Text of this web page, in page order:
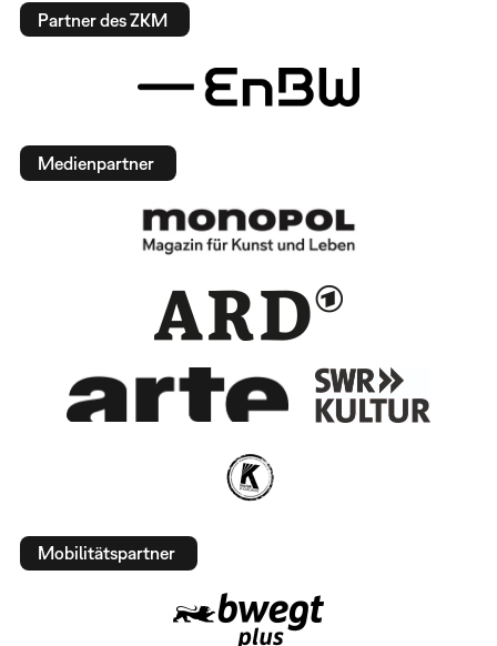
Partner des ZKM
Medienpartner
Mobilitätspartner